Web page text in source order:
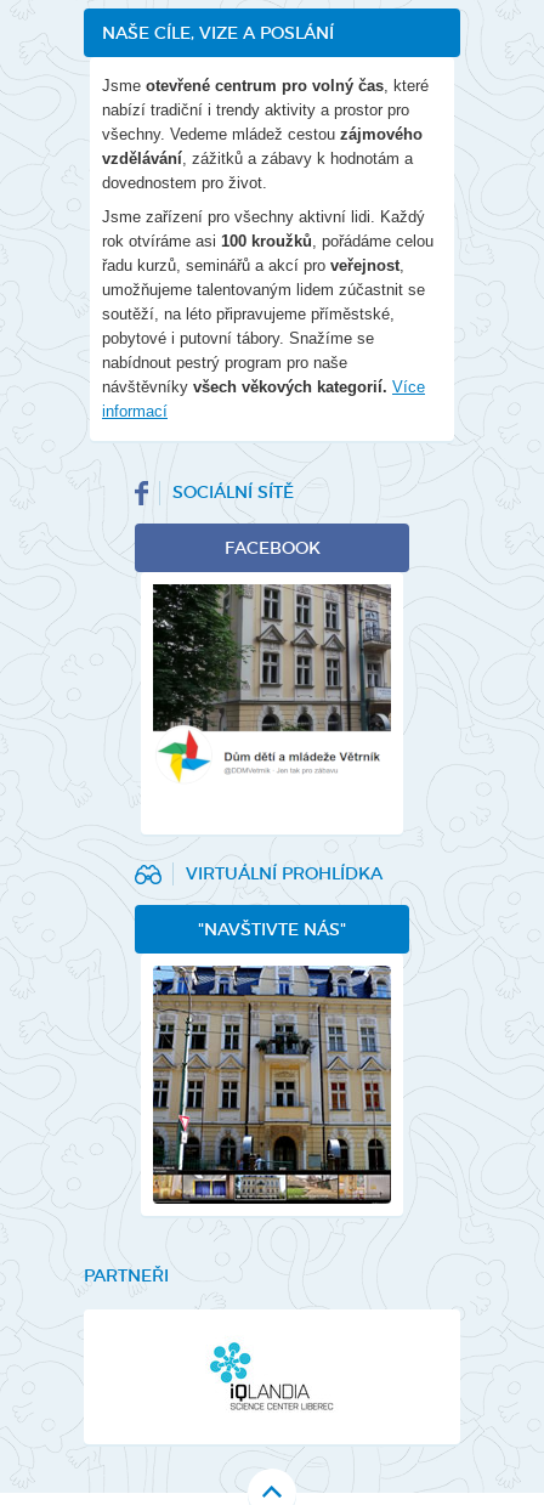
NAŠE CÍLE, VIZE A POSLÁNÍ
Jsme otevřené centrum pro volný čas , které
nabízí tradiční i trendy aktivity a prostor pro
všechny. Vedeme mládež cestou zájmového
vzdělávání , zážitků a zábavy k hodnotám a
dovednostem pro život.
Jsme zařízení pro všechny aktivní lidi. Každý
rok otvíráme asi 100 kroužků , pořádáme celou
řadu kurzů, seminářů a akcí pro veřejnost
umožňujeme talentovaným lidem zúčastnit se
soutěží, na léto připravujeme příměstské,
pobytové i putovní tábory. Snažíme se
nabídnout pestrý program pro naše
návštěvníky všech věkových kategorií. Více
informací
SOCIÁLNÍ SÍTĚ
FACEBOOK
VIRTUÁLNÍ PROHLÍDKA
"NAVŠTIVTE NÁS"
PARTNEŘI